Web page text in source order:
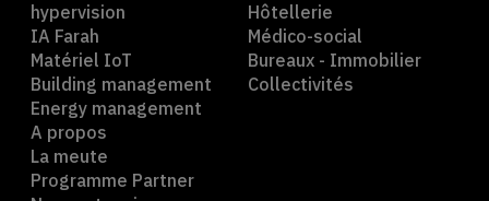
hypervision
IA Farah
Matériel IoT
Building management
Energy management
A propos
La meute
Programme Partner
Hôtellerie
Médico-social
Bureaux - Immobilier
Collectivités